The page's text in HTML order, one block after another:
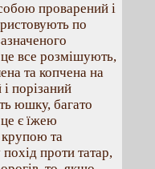
проварений і
по
все розмішують,
та копчена на
порізаний
юшку, багато
є їжею
крупою та
проти татар,